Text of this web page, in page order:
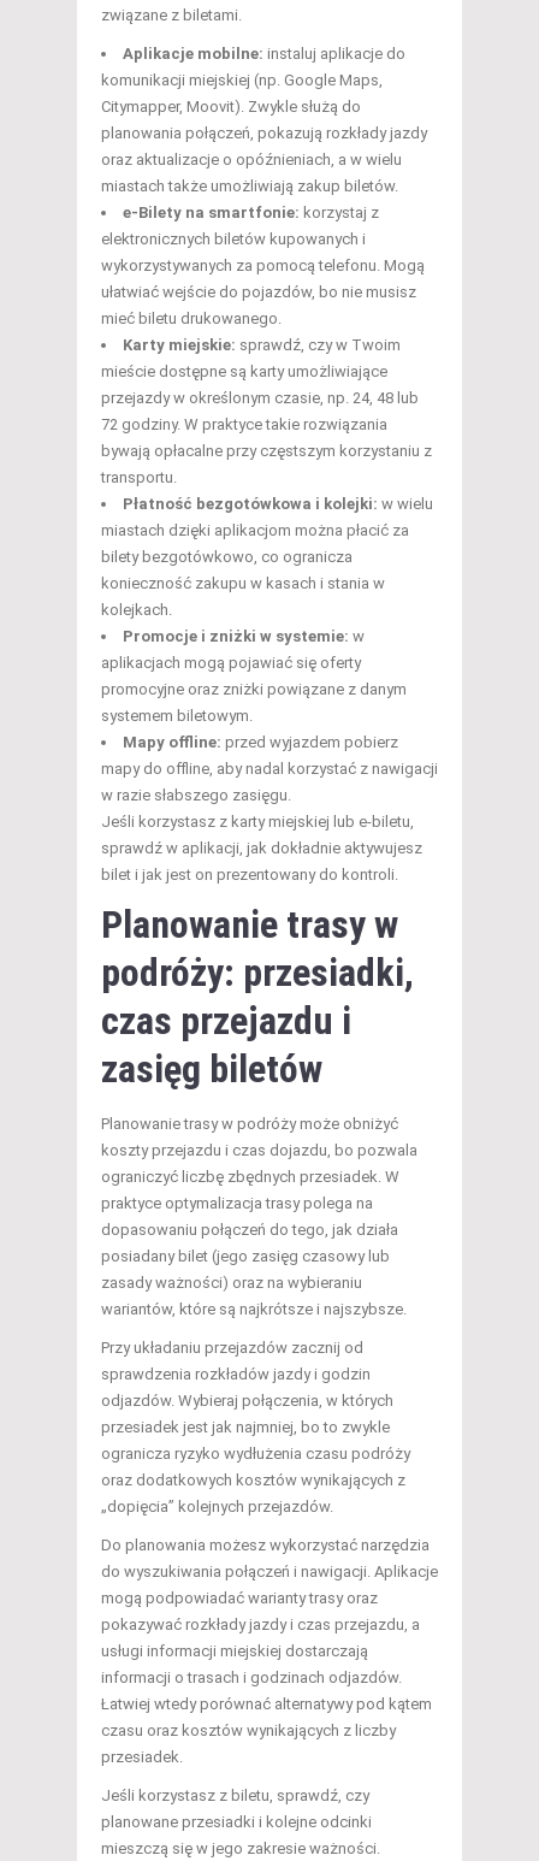
związane z biletami.
Aplikacje mobilne: instaluj aplikacje do
komunikacji miejskiej (np. Google Maps,
Citymapper, Moovit). Zwykle służą do
planowania połączeń, pokazują rozkłady jazdy
oraz aktualizacje o opóźnieniach, a w wielu
miastach także umożliwiają zakup biletów.
e-Bilety na smartfonie: korzystaj z
elektronicznych biletów kupowanych i
wykorzystywanych za pomocą telefonu. Mogą
ułatwiać wejście do pojazdów, bo nie musisz
mieć biletu drukowanego.
Karty miejskie: sprawdź, czy w Twoim
mieście dostępne są karty umożliwiające
przejazdy w określonym czasie, np. 24, 48 lub
72 godziny. W praktyce takie rozwiązania
bywają opłacalne przy częstszym korzystaniu z
transportu.
Płatność bezgotówkowa i kolejki: w wielu
miastach dzięki aplikacjom można płacić za
bilety bezgotówkowo, co ogranicza
konieczność zakupu w kasach i stania w
kolejkach.
Promocje i zniżki w systemie: w
aplikacjach mogą pojawiać się oferty
promocyjne oraz zniżki powiązane z danym
systemem biletowym.
Mapy offline: przed wyjazdem pobierz
mapy do offline, aby nadal korzystać z nawigacji
w razie słabszego zasięgu.
Jeśli korzystasz z karty miejskiej lub e-biletu,
sprawdź w aplikacji, jak dokładnie aktywujesz
bilet i jak jest on prezentowany do kontroli.
Planowanie trasy w
podróży: przesiadki,
czas przejazdu i
zasięg biletów
Planowanie trasy w podróży może obniżyć
koszty przejazdu i czas dojazdu, bo pozwala
ograniczyć liczbę zbędnych przesiadek. W
praktyce optymalizacja trasy polega na
dopasowaniu połączeń do tego, jak działa
posiadany bilet (jego zasięg czasowy lub
zasady ważności) oraz na wybieraniu
wariantów, które są najkrótsze i najszybsze.
Przy układaniu przejazdów zacznij od
sprawdzenia rozkładów jazdy i godzin
odjazdów. Wybieraj połączenia, w których
przesiadek jest jak najmniej, bo to zwykle
ogranicza ryzyko wydłużenia czasu podróży
oraz dodatkowych kosztów wynikających z
„dopięcia” kolejnych przejazdów.
Do planowania możesz wykorzystać narzędzia
do wyszukiwania połączeń i nawigacji. Aplikacje
mogą podpowiadać warianty trasy oraz
pokazywać rozkłady jazdy i czas przejazdu, a
usługi informacji miejskiej dostarczają
informacji o trasach i godzinach odjazdów.
Łatwiej wtedy porównać alternatywy pod kątem
czasu oraz kosztów wynikających z liczby
przesiadek.
Jeśli korzystasz z biletu, sprawdź, czy
planowane przesiadki i kolejne odcinki
mieszczą się w jego zakresie ważności.